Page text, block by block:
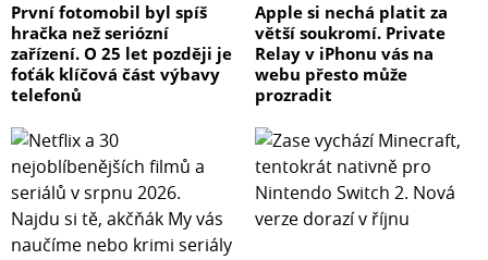
První fotomobil byl spíš
hračka než seriózní
zařízení. O 25 let později je
foťák klíčová část výbavy
telefonů
Apple si nechá platit za
větší soukromí. Private
Relay v iPhonu vás na
webu přesto může
prozradit